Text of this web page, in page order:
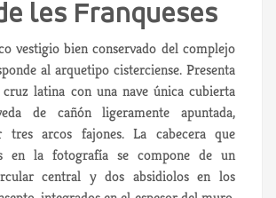
les Franqueses
vestigio bien conservado del complejo
al arquetipo cisterciense. Presenta
latina con una nave única cubierta
de cañón ligeramente apuntada,
tres arcos fajones. La cabecera que
en la fotografía se compone de un
central y dos absidiolos en los